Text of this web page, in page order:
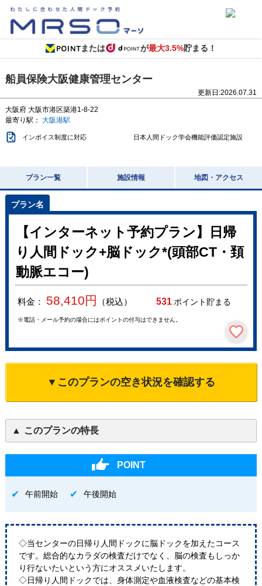
または が最大3.5%貯まる！
船員保険大阪健康管理センター
更新日:2026.07.31
大阪府 大阪市港区築港1-8-22
最寄り駅： 大阪港駅
インボイス制度に対応 日本人間ドック学会機能評価認定施設
プラン一覧 施設情報 地図・アクセス
【インターネット予約プラン】日帰
り人間ドック+脳ドック*(頭部CT・頚
動脈エコー)
料金： 58,410円 （税込） 531ポイント貯まる
※電話・メール予約の場合にはポイントの付与はできません。
▼このプランの空き状況を確認する
このプランの特長
POINT
午前開始 午後開始
◇当センターの日帰り人間ドックに脳ドックを加えたコース
です。総合的なカラダの検査だけでなく、脳の検査もしっか
り行ないたいという方にオススメいたします。
◇日帰り人間ドックでは、身体測定や血液検査などの基本検